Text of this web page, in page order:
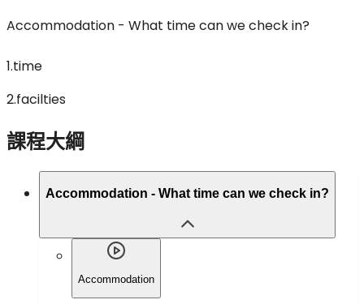
Accommodation - What time can we check in?
1.time
2.facilties
課程大綱
Accommodation - What time can we check in?
Accommodation